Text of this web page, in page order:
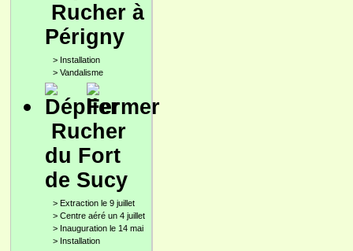
Rucher à
Périgny
> Installation
> Vandalisme
Rucher
du Fort
de Sucy
> Extraction le 9 juillet
> Centre aéré un 4 juillet
> Inauguration le 14 mai
> Installation